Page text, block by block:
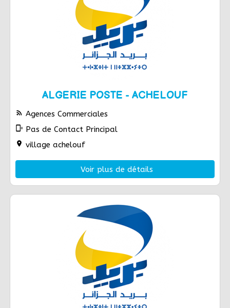
ALGERIE POSTE - ACHELOUF
rss_feed Agences Commerciales
phonelink_ring Pas de Contact Principal
location_on village achelouf
Voir plus de détails